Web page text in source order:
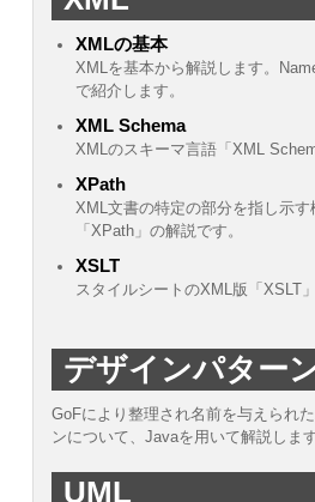
XMLの基本
XMLを基本から解説します。
で紹介します。
XML Schema
XMLのスキーマ言語「XML
XPath
XML文書の特定の部分を指し示す
「XPath」の解説です。
XSLT
スタイルシートのXML版「XSLT
デザインパター
GoFにより整理され名前を与えられ
ンについて、Javaを用いて解説します
UML